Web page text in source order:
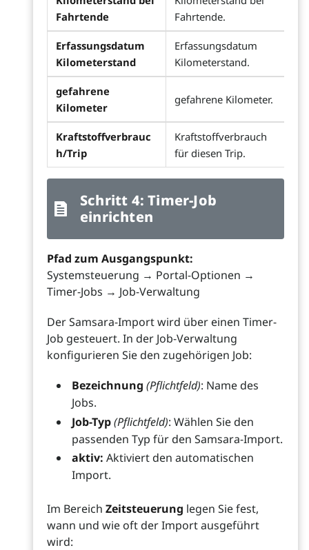
Fahrtende
Fahrtende.
Erfassungsdatum
Kilometerstand
Erfassungsdatum
Kilometerstand.
gefahrene
Kilometer
gefahrene Kilometer.
Kraftstoffverbrauc
h/Trip
Kraftstoffverbrauch
für diesen Trip.
Schritt 4: Timer-Job
einrichten
Pfad zum Ausgangspunkt:
Systemsteuerung → Portal-Optionen →
Timer-Jobs → Job-Verwaltung
Der Samsara-Import wird über einen Timer-
Job gesteuert. In der Job-Verwaltung
konfigurieren Sie den zugehörigen Job:
Bezeichnung (Pflichtfeld): Name des
Jobs.
Job-Typ(Pflichtfeld): Wählen Sie den
passenden Typ für den Samsara-Import.
aktiv: Aktiviert den automatischen
Import.
Im Bereich Zeitsteuerung legen Sie fest,
wann und wie oft der Import ausgeführt
wird: